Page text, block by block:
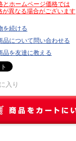
とホームページ価格では
異なる場合がございます
を続ける
品について問い合わせる
品を友達に教える
入り